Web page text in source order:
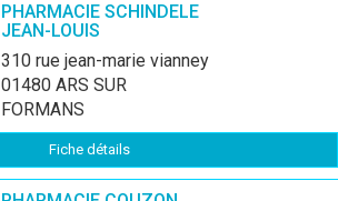
PHARMACIE SCHINDELE
JEAN-LOUIS
310 rue jean-marie vianney
01480 ARS SUR
FORMANS
Fiche détails